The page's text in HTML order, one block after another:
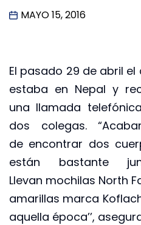
MAYO 15, 2016
El pasado 29 de abril
estaba en Nepal y
una llamada
dos colegas.
de encontrar dos
están bastante
Llevan mochilas North
amarillas marca
aquella época’’,